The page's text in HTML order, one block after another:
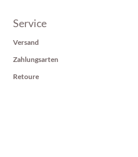
Service
Versand
Zahlungsarten
Retoure